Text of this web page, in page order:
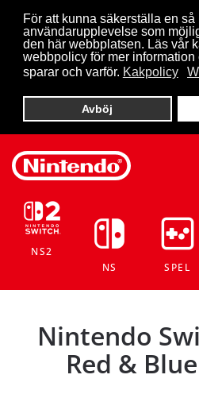
För att kunna säkerställa en så
användarupplevelse som
den här webbplatsen. Läs vår
webbpolicy för mer
sparar och varför. Kakpolicy
Avböj
Skip to main content
NS2
NS
SPEL
Nintendo
Red &